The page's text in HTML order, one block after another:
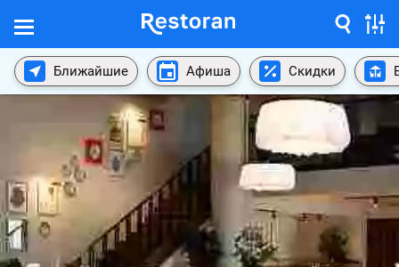
Ближайшие Афиша Скидки